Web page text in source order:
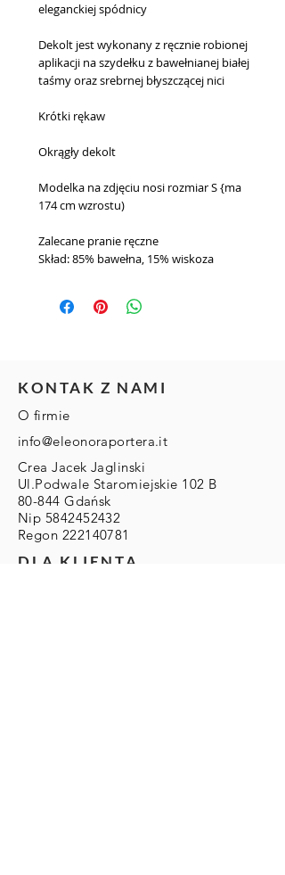
eleganckiej spódnicy
Dekolt jest wykonany z ręcznie robionej
aplikacji na szydełku z bawełnianej białej
taśmy oraz srebrnej błyszczącej nici
Krótki rękaw
Okrągły dekolt
Modelka na zdjęciu nosi rozmiar S {ma
174 cm wzrostu)
Zalecane pranie ręczne
Skład: 85% bawełna, 15% wiskoza
KONTAK Z NAMI
O firmie
info@eleonoraportera.it
Crea Jacek Jaglinski
Ul.Podwale Staromiejskie 102 B
80-844 Gdańsk
Nip 5842452432
Regon 222140781
DLA KLIENTA